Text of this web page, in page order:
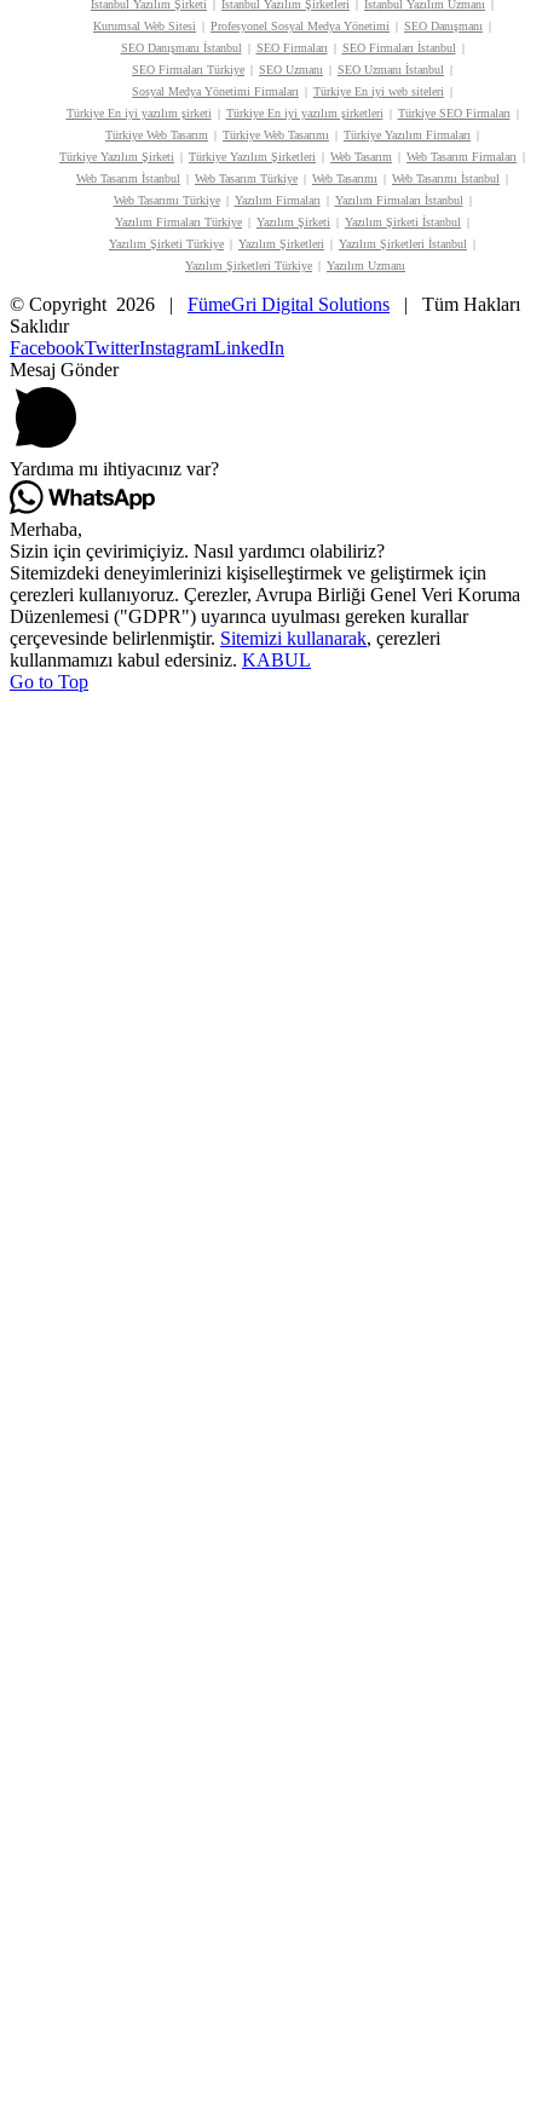
İstanbul Yazılım Şirketi
İstanbul Yazılım Şirketleri
İstanbul Yazılım Uzmanı
Kurumsal Web Sitesi
Profesyonel Sosyal Medya Yönetimi
SEO Danışmanı
SEO Danışmanı İstanbul
SEO Firmaları
SEO Firmaları İstanbul
SEO Firmaları Türkiye
SEO Uzmanı
SEO Uzmanı İstanbul
Sosyal Medya Yönetimi Firmaları
Türkiye En iyi web siteleri
Türkiye En iyi yazılım şirketi
Türkiye En iyi yazılım şirketleri
Türkiye SEO Firmaları
Türkiye Web Tasarım
Türkiye Web Tasarımı
Türkiye Yazılım Firmaları
Türkiye Yazılım Şirketi
Türkiye Yazılım Şirketleri Web Tasarım
Web Tasarım Firmaları
Web Tasarım İstanbul
Web Tasarım Türkiye Web Tasarımı
Web Tasarımı İstanbul
Web Tasarımı Türkiye
Yazılım Firmaları
Yazılım Firmaları İstanbul
Yazılım Firmaları Türkiye
Yazılım Şirketi
Yazılım Şirketi İstanbul
Yazılım Şirketi Türkiye
Yazılım Şirketleri
Yazılım Şirketleri İstanbul
Yazılım Şirketleri Türkiye
Yazılım Uzmanı
© Copyright 2026 | FümeGri Digital Solutions | Tüm Hakları
Saklıdır
FacebookTwitterInstagramLinkedIn
Mesaj Gönder
Yardıma mı ihtiyacınız var?
Merhaba,
Sizin için çevirimiçiyiz. Nasıl yardımcı olabiliriz?
Sitemizdeki deneyimlerinizi kişiselleştirmek ve geliştirmek için
çerezleri kullanıyoruz. Çerezler, Avrupa Birliği Genel Veri Koruma
Düzenlemesi ("GDPR") uyarınca uyulması gereken kurallar
çerçevesinde belirlenmiştir. Sitemizi kullanarak, çerezleri
kullanmamızı kabul edersiniz. KABUL
Go to Top